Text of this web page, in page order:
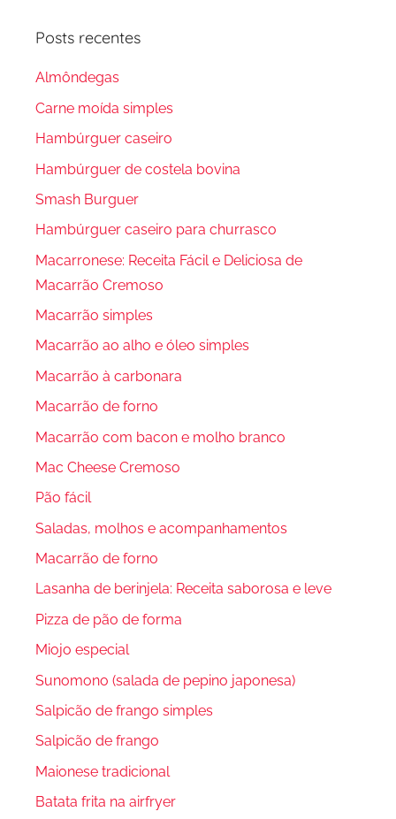
Posts recentes
Almôndegas
Carne moída simples
Hambúrguer caseiro
Hambúrguer de costela bovina
Smash Burguer
Hambúrguer caseiro para churrasco
Macarronese: Receita Fácil e Deliciosa de
Macarrão Cremoso
Macarrão simples
Macarrão ao alho e óleo simples
Macarrão à carbonara
Macarrão de forno
Macarrão com bacon e molho branco
Mac Cheese Cremoso
Pão fácil
Saladas, molhos e acompanhamentos
Macarrão de forno
Lasanha de berinjela: Receita saborosa e leve
Pizza de pão de forma
Miojo especial
Sunomono (salada de pepino japonesa)
Salpicão de frango simples
Salpicão de frango
Maionese tradicional
Batata frita na airfryer